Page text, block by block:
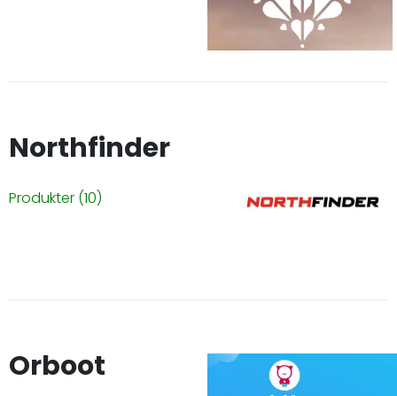
Northfinder
Produkter (10)
Orboot